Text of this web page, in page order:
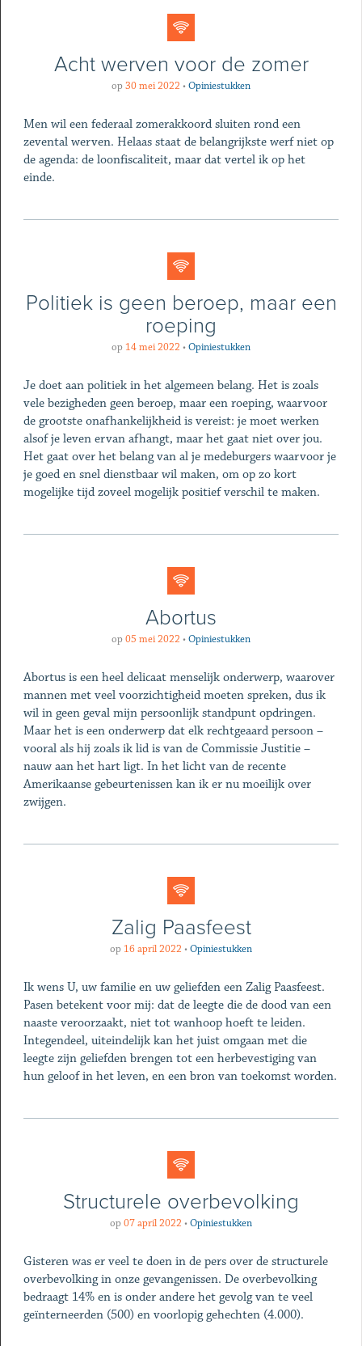
Acht werven voor de zomer
op30 mei 2022 •Opiniestukken
Men wil een federaal zomerakkoord sluiten rond een
zevental werven. Helaas staat de belangrijkste werf niet op
de agenda: de loonfiscaliteit, maar dat vertel ik op het
einde.
Politiek is geen beroep, maar een
roeping
op14 mei 2022 •Opiniestukken
Je doet aan politiek in het algemeen belang. Het is zoals
vele bezigheden geen beroep, maar een roeping, waarvoor
de grootste onafhankelijkheid is vereist: je moet werken
alsof je leven ervan afhangt, maar het gaat niet over jou.
Het gaat over het belang van al je medeburgers waarvoor je
je goed en snel dienstbaar wil maken, om op zo kort
mogelijke tijd zoveel mogelijk positief verschil te maken.
Abortus
op05 mei 2022 •Opiniestukken
Abortus is een heel delicaat menselijk onderwerp, waarover
mannen met veel voorzichtigheid moeten spreken, dus ik
wil in geen geval mijn persoonlijk standpunt opdringen.
Maar het is een onderwerp dat elk rechtgeaard persoon –
vooral als hij zoals ik lid is van de Commissie Justitie –
nauw aan het hart ligt. In het licht van de recente
Amerikaanse gebeurtenissen kan ik er nu moeilijk over
zwijgen.
Zalig Paasfeest
op16 april 2022 •Opiniestukken
Ik wens U, uw familie en uw geliefden een Zalig Paasfeest.
Pasen betekent voor mij: dat de leegte die de dood van een
naaste veroorzaakt, niet tot wanhoop hoeft te leiden.
Integendeel, uiteindelijk kan het juist omgaan met die
leegte zijn geliefden brengen tot een herbevestiging van
hun geloof in het leven, en een bron van toekomst worden.
Structurele overbevolking
op07 april 2022 •Opiniestukken
Gisteren was er veel te doen in de pers over de structurele
overbevolking in onze gevangenissen. De overbevolking
bedraagt 14% en is onder andere het gevolg van te veel
geïnterneerden (500) en voorlopig gehechten (4.000).